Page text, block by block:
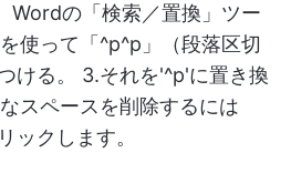
Wordの「検索／置換」ツー
使って「^p^p」（段落区切
ける。 3.それを'^p'に置き換
スペースを削除するには
ックします。